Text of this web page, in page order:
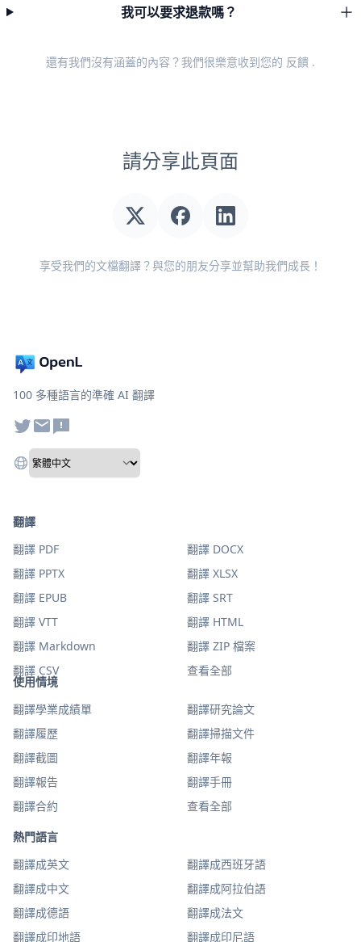
我可以要求退款嗎？
還有我們沒有涵蓋的內容？我們很樂意收到您的 反饋 .
請分享此頁面
享受我們的文檔翻譯？與您的朋友分享並幫助我們成長！
100 多種語言的準確 AI 翻譯
使用情境
翻譯學業成績單
翻譯研究論文
翻譯履歷
翻譯掃描文件
翻譯截圖
翻譯年報
翻譯報告
翻譯手冊
翻譯合約
查看全部
熱門語言
翻譯成英文
翻譯成西班牙語
翻譯成中文
翻譯成阿拉伯語
翻譯成德語
翻譯成法文
翻譯成印地語
翻譯成印尼語
翻譯
翻譯 PDF
翻譯 DOCX
翻譯 PPTX
翻譯 XLSX
翻譯 EPUB
翻譯 SRT
翻譯 VTT
翻譯 HTML
翻譯 Markdown
翻譯 ZIP 檔案
翻譯 CSV
查看全部